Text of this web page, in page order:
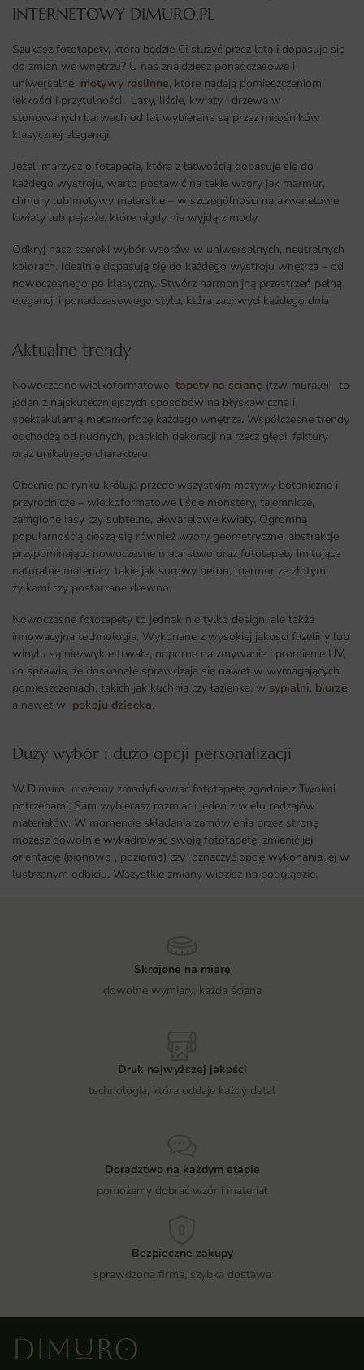
INTERNETOWY DIMURO.PL​
Szukasz fototapety, która będzie Ci służyć przez lata i dopasuje się
do zmian we wnętrzu? U nas znajdziesz ponadczasowe i
uniwersalne motywy roślinne, które nadają pomieszczeniom
lekkości i przytulności. Lasy, liście, kwiaty i drzewa w
stonowanych barwach od lat wybierane są przez miłośników
klasycznej elegancji.
Jeżeli marzysz o fotapecie, która z łatwością dopasuje się do
każdego wystroju, warto postawić na takie wzory jak marmur,
chmury lub motywy malarskie – w szczególności na akwarelowe
kwiaty lub pejzaże, które nigdy nie wyjdą z mody.
Odkryj nasz szeroki wybór wzorów w uniwersalnych, neutralnych
kolorach. Idealnie dopasują się do każdego wystroju wnętrza – od
nowoczesnego po klasyczny. Stwórz harmonijną przestrzeń pełną
elegancji i ponadczasowego stylu, która zachwyci każdego dnia
Aktualne trendy​
Nowoczesne wielkoformatowe tapety na ścianę (tzw murale) to
jeden z najskuteczniejszych sposobów na błyskawiczną i
spektakularną metamorfozę każdego wnętrza. Współczesne trendy
odchodzą od nudnych, płaskich dekoracji na rzecz głębi, faktury
oraz unikalnego charakteru.
Obecnie na rynku królują przede wszystkim motywy botaniczne i
przyrodnicze – wielkoformatowe liście monstery, tajemnicze,
zamglone lasy czy subtelne, akwarelowe kwiaty. Ogromną
popularnością cieszą się również wzory geometryczne, abstrakcje
przypominające nowoczesne malarstwo oraz fototapety imitujące
naturalne materiały, takie jak surowy beton, marmur ze złotymi
żyłkami czy postarzane drewno.
Nowoczesne fototapety to jednak nie tylko design, ale także
innowacyjna technologia. Wykonane z wysokiej jakości flizeliny lub
winylu są niezwykle trwałe, odporne na zmywanie i promienie UV,
co sprawia, że doskonale sprawdzają się nawet w wymagających
pomieszczeniach, takich jak kuchnia czy łazienka, w sypialni, biurze,
a nawet w pokoju dziecka,
Duży wybór i dużo opcji personalizacji ​
W Dimuro możemy zmodyfikować fototapetę zgodnie z Twoimi
potrzebami. Sam wybierasz rozmiar i jeden z wielu rodzajów
materiałów. W momencie składania zamówienia przez stronę
możesz dowolnie wykadrować swoją fototapetę, zmienić jej
orientację (pionowo , poziomo) czy oznaczyć opcję wykonania jej w
lustrzanym odbiciu. Wszystkie zmiany widzisz na podglądzie.
Skrojone na miarę
dowolne wymiary, każda ściana
Druk najwyższej jakości
technologia, która oddaje każdy detal
Doradztwo na każdym etapie
pomożemy dobrać wzór i materiał
Bezpieczne zakupy
sprawdzona firma, szybka dostawa